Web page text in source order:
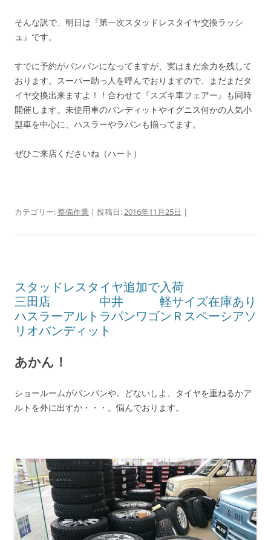
そんな訳で、明日は『第一次スタッドレスタイヤ交換ラッシ
ュ』です。
すでに予約がパンパンになってますが、実はまだ余力を残して
おります。スーパー助っ人を呼んでおりますので、まだまだタ
イヤ交換出来ますよ！！合わせて『スズキ車フェアー』も同時
開催します。未使用車のバンディットやイグニス何かの人気小
型車を中心に、ハスラーやラパンも揃ってます。
ぜひご来店くださいね（ハート）
カテゴリー:整備作業 | 投稿日:2016年11月25日 |
スタッドレスタイヤ追加で入荷
三田店 中井 軽サイズ在庫あり
ハスラーアルトラパンワゴンＲスペーシアソ
リオバンディット
あかん！
ショールームがパンパンや。どないしよ、タイヤを重ねるかア
ルトを外に出すか・・・。悩んでおります。